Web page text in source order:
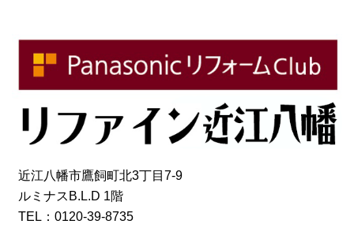
近江八幡市鷹飼町北3丁目7-9
ルミナスB.L.D 1階
TEL：0120-39-8735